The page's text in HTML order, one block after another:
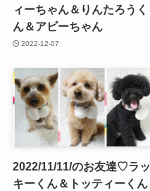
ィーちゃん＆りんたろうく
ん＆アビーちゃん
2022-12-07
2022/11/11/のお友達♡ラッ
キーくん＆トッティーくん